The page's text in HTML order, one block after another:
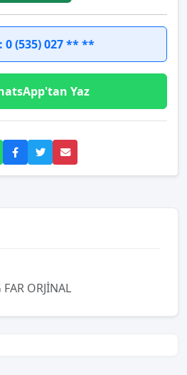
0 (535) 027 ** **
Yaz
ORJİNAL